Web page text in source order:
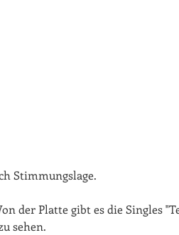
Stimmungslage.
der Platte gibt es die Singles
sehen.